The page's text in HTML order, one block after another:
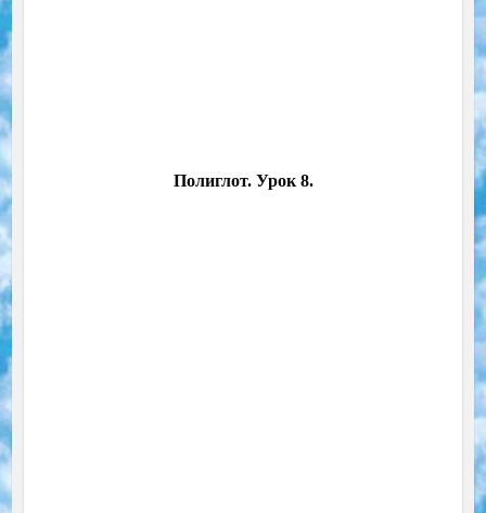
Полиглот. Урок 8.